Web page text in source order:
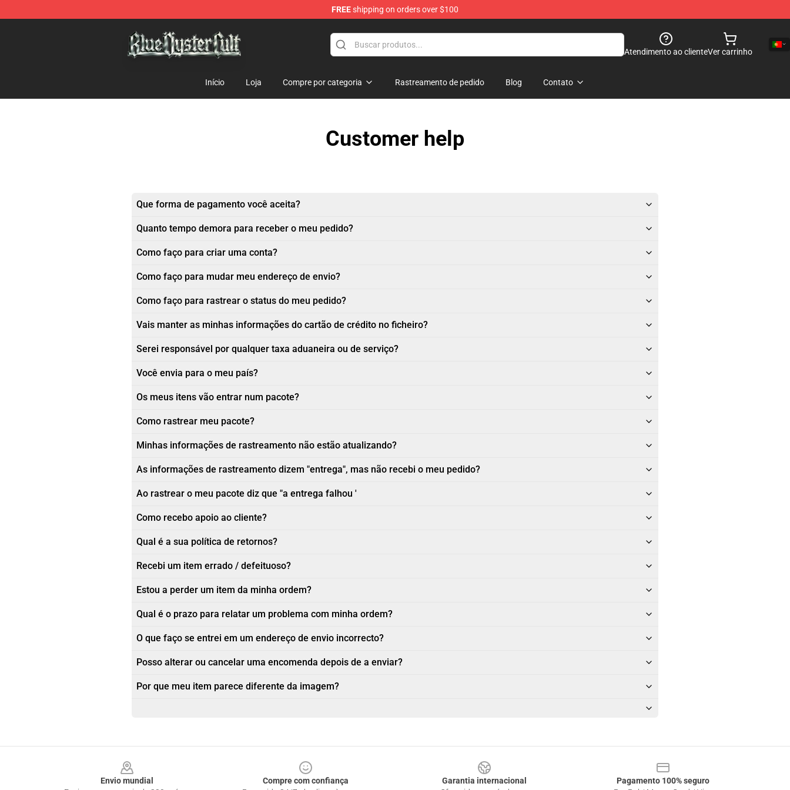
FREEshipping on orders over $100
Atendimento ao clienteVer carrinho
Início Loja Compre por categoria Rastreamento de pedido Blog Contato
Customer help
Que forma de pagamento você aceita?
Quanto tempo demora para receber o meu pedido?
Como faço para criar uma conta?
Como faço para mudar meu endereço de envio?
Como faço para rastrear o status do meu pedido?
Vais manter as minhas informações do cartão de crédito no ficheiro?
Serei responsável por qualquer taxa aduaneira ou de serviço?
Você envia para o meu país?
Os meus itens vão entrar num pacote?
Como rastrear meu pacote?
Minhas informações de rastreamento não estão atualizando?
As informações de rastreamento dizem "entrega", mas não recebi o meu pedido?
Ao rastrear o meu pacote diz que "a entrega falhou '
Como recebo apoio ao cliente?
Qual é a sua política de retornos?
Recebi um item errado / defeituoso?
Estou a perder um item da minha ordem?
Qual é o prazo para relatar um problema com minha ordem?
O que faço se entrei em um endereço de envio incorrecto?
Posso alterar ou cancelar uma encomenda depois de a enviar?
Por que meu item parece diferente da imagem?
Envio mundial
Compre com confiança
Garantia internacional
Pagamento 100% seguro